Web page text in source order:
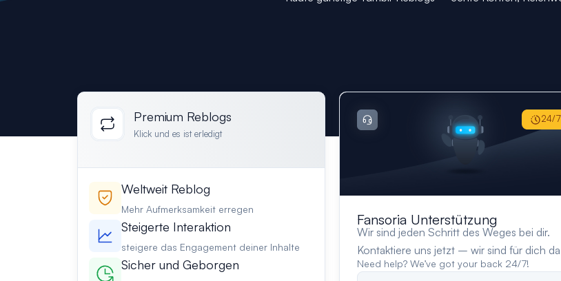
Premium Reblogs
Klick und es ist erledigt
Weltweit Reblog
Mehr Aufmerksamkeit erregen
Steigerte Interaktion
steigere das Engagement deiner Inhalte
Sicher und Geborgen
Fansoria Unterstützung
Wir sind jeden Schritt des Weges bei dir.
Kontaktiere uns jetzt – wir sind für dich
Need help? We’ve got your back 24/7!
24/7